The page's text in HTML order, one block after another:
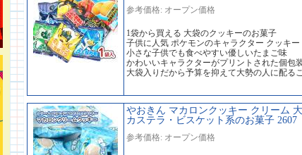
参考価格: オープン価格
1袋から買える 大袋のクッキーのお菓子
子供に人気 ポケモンのキャラクター クッキー
小さな子供でも食べやすい優しいたまご味
かわいいキャラクターがプリントされた個包
大袋入りだから予算を抑えて大勢の人に配る
やおきん マカロンクッキー クリーム
カステラ・ビスケット系のお菓子 2607
参考価格: オープン価格